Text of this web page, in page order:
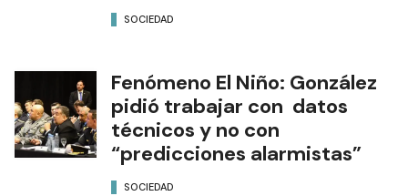
SOCIEDAD
Fenómeno El Niño: González
pidió trabajar con datos
técnicos y no con
“predicciones alarmistas”
SOCIEDAD